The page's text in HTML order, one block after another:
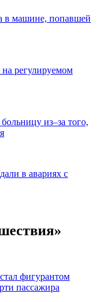
в машине, попавшей
регулируемом
из–за того,
в авариях с
фигурантом
пассажира